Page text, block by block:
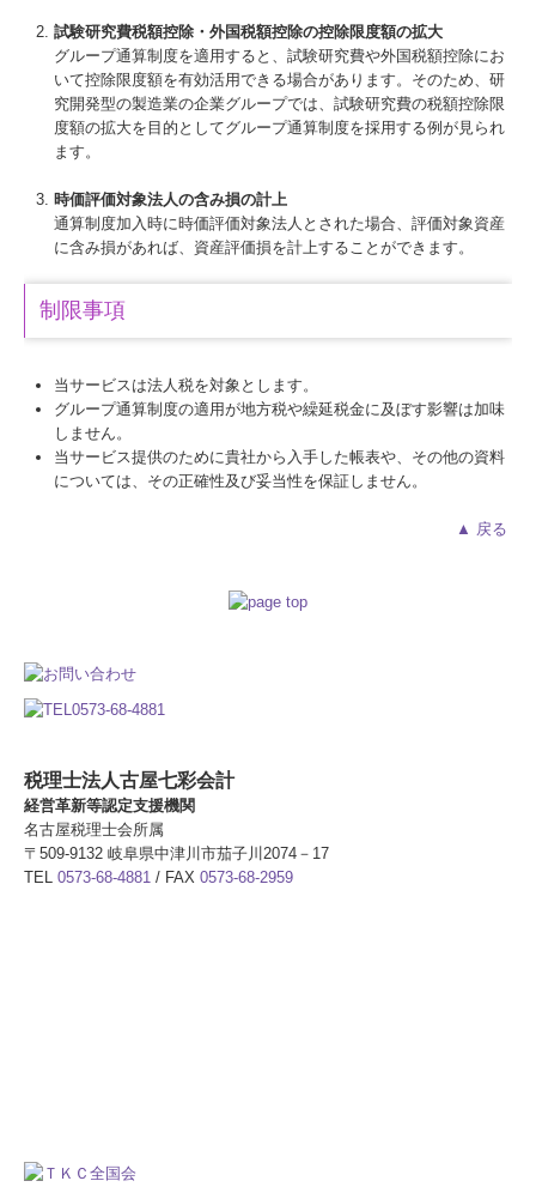
お問い合わせ
プライバシーポリシー
試験研究費税額控除・外国税額控除の控除限度額の拡大
グループ通算制度を適用すると、試験研究費や外国税額控除にお
いて控除限度額を有効活用できる場合があります。そのため、研
究開発型の製造業の企業グループでは、試験研究費の税額控除限
度額の拡大を目的としてグループ通算制度を採用する例が見られ
ます。
時価評価対象法人の含み損の計上
通算制度加入時に時価評価対象法人とされた場合、評価対象資産
に含み損があれば、資産評価損を計上することができます。
制限事項
当サービスは法人税を対象とします。
グループ通算制度の適用が地方税や繰延税金に及ぼす影響は加味
しません。
当サービス提供のために貴社から入手した帳表や、その他の資料
については、その正確性及び妥当性を保証しません。
▲ 戻る
税理士法人古屋七彩会計
経営革新等認定支援機関
名古屋税理士会所属
〒509-9132 岐阜県中津川市茄子川2074－17
TEL 0573-68-4881 / FAX 0573-68-2959